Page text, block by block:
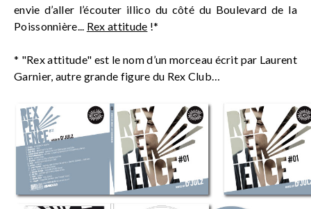
envie d’aller l’écouter illico du côté du Boulevard de la
Poissonnière... Rex attitude !*
* "Rex attitude" est le nom d’un morceau écrit par Laurent
Garnier, autre grande figure du Rex Club…